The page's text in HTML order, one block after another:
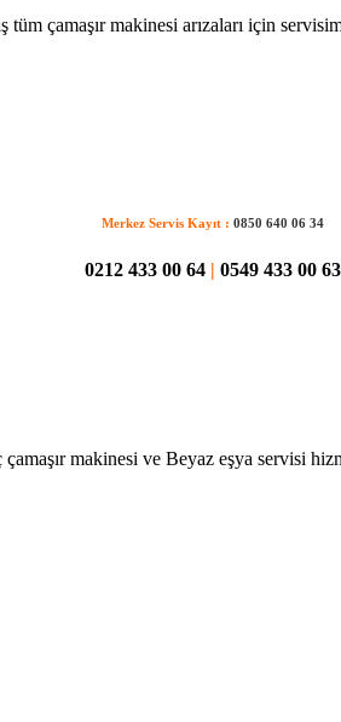
tüm çamaşır makinesi arızaları için
Merkez Servis Kayıt : 0850 640 06 34
0212 433 00 64 0549 433 00 63
çamaşır makinesi ve Beyaz eşya servisi